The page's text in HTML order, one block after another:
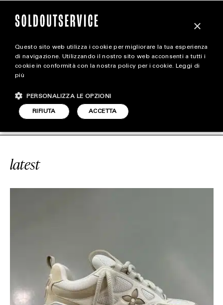
magazine
STYLE
FOOTWEAR
VUITTON LV54
latest
×
Questo sito web utilizza i cookie per migliorare la tua esperienza
di navigazione. Utilizzando il nostro sito web acconsenti a tutti i
cookie in conformità con la nostra policy per i cookie. Leggi di
più
ACCETTA
RIFIUTA
PERSONALIZZA LE OPZIONI